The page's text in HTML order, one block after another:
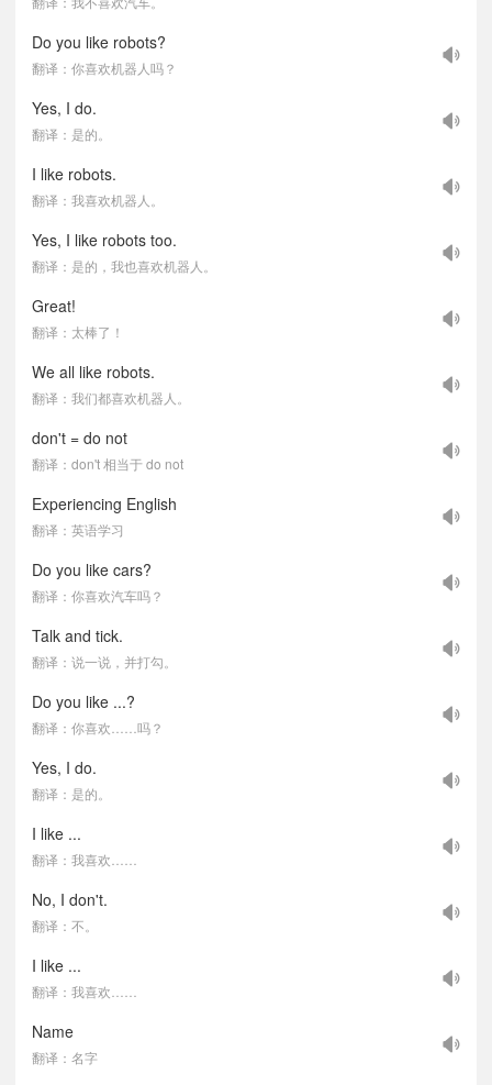
Do you like robots?
翻译：你喜欢机器人吗？
Yes, I do.
翻译：是的。
I like robots.
翻译：我喜欢机器人。
Yes, I like robots too.
翻译：是的，我也喜欢机器人。
Great!
翻译：太棒了！
We all like robots.
翻译：我们都喜欢机器人。
don't = do not
翻译：don't 相当于 do not
Experiencing English
翻译：英语学习
Do you like cars?
翻译：你喜欢汽车吗？
Talk and tick.
翻译：说一说，并打勾。
Do you like ...?
翻译：你喜欢……吗？
Yes, I do.
翻译：是的。
I like ...
翻译：我喜欢……
No, I don't.
翻译：不。
I like ...
翻译：我喜欢……
Name
翻译：名字